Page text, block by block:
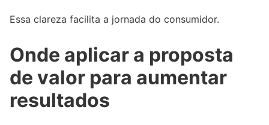
Essa clareza facilita a jornada do consumidor.
Onde aplicar a proposta
de valor para aumentar
resultados